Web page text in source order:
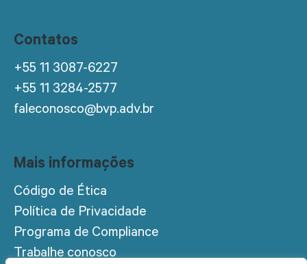
Contatos
+55 11 3087-6227
+55 11 3284-2577
faleconosco@bvp.adv.br
Mais informações
Código de Ética
Política de Privacidade
Programa de Compliance
Trabalhe conosco